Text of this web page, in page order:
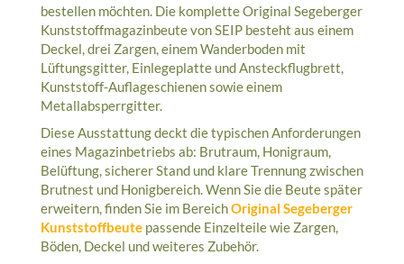
bestellen möchten. Die komplette Original Segeberger
Kunststoffmagazinbeute von SEIP besteht aus einem
Deckel, drei Zargen, einem Wanderboden mit
Lüftungsgitter, Einlegeplatte und Ansteckflugbrett,
Kunststoff-Auflageschienen sowie einem
Metallabsperrgitter.
Diese Ausstattung deckt die typischen Anforderungen
eines Magazinbetriebs ab: Brutraum, Honigraum,
Belüftung, sicherer Stand und klare Trennung zwischen
Brutnest und Honigbereich. Wenn Sie die Beute später
erweitern, finden Sie im BereichOriginal Segeberger
Kunststoffbeute passende Einzelteile wie Zargen,
Böden, Deckel und weiteres Zubehör.